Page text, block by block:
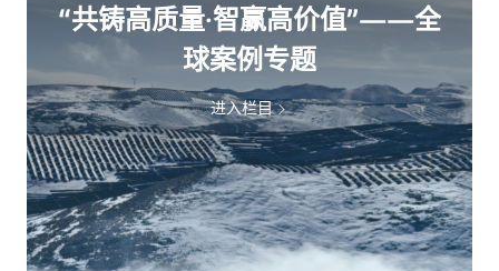
“共铸高质量·智赢高价值”——全
球案例专题
进入栏目